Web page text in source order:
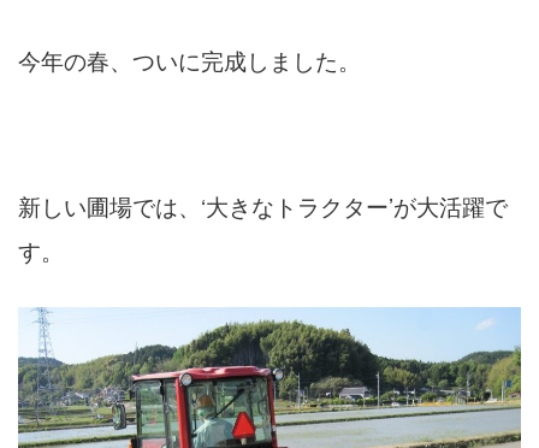
今年の春、ついに完成しました。
新しい圃場では、‘大きなトラクター’が大活躍で
す。